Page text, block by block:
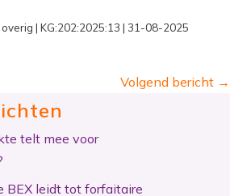
| KG:202:2025:13 | 31-08-2025
Volgend bericht →
telt mee voor
BEX leidt tot forfaitaire